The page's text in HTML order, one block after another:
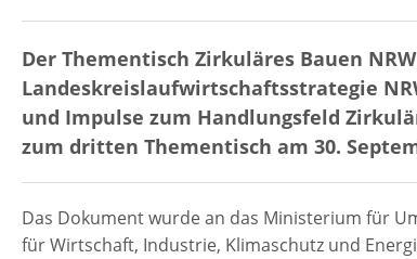
Der Thementisch Zirkuläres Bauen
Landeskreislaufwirtschaftsstrategie
und Impulse zum Handlungsfeld
zum dritten Thementisch am 30.
Das Dokument wurde an das Ministerium für
für Wirtschaft, Industrie, Klimaschutz und